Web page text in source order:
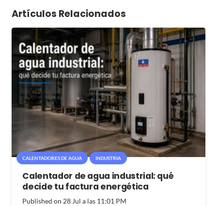
Artículos Relacionados
CALENTADORES DE AGUA INDUSTRIA
Calentador de agua industrial: qué
decide tu factura energética
Published on 28 Jul a las 11:01 PM